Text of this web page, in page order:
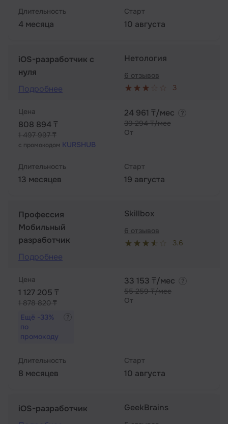
Длительность
4 месяца
Старт
10 августа
iOS-разработчик с
нуля
Подробнее
Нетология
3
6 отзывов
Цена
808 894 ₸
1 497 997 ₸
с промокодом KURSHUB
От
24 961 ₸/мес
39 294 ₸/мес
Длительность
13 месяцев
Старт
19 августа
Профессия
Мобильный
разработчик
Подробнее
Skillbox
3.6
6 отзывов
Цена
1 127 205 ₸
1 878 820 ₸
Ещё
-33%
по
промокоду
От
33 153 ₸/мес
55 259 ₸/мес
Длительность
8 месяцев
Старт
10 августа
iOS-разработчик
GeekBrains